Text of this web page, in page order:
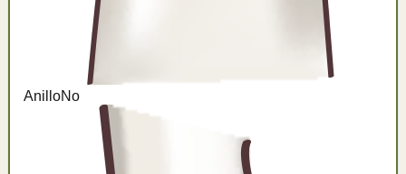
AnilloNo